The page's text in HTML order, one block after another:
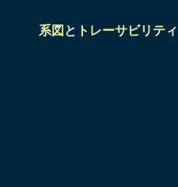
系図とトレーサビリテ